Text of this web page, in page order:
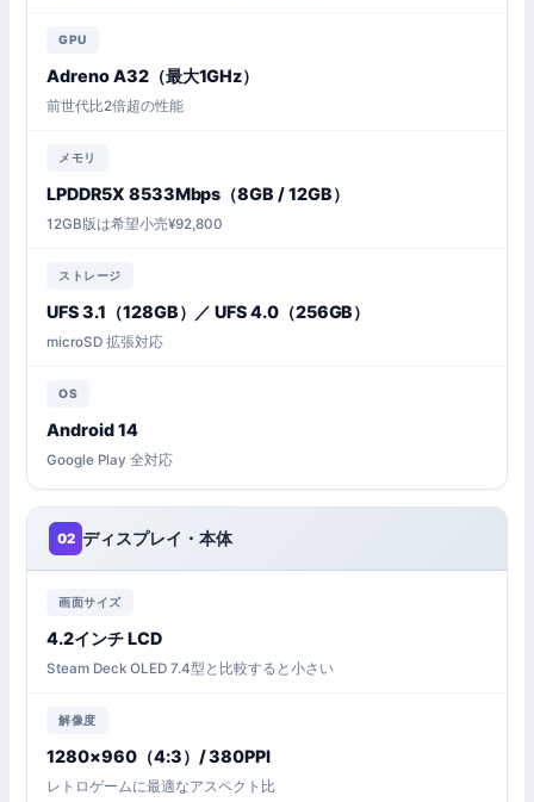
GPU
Adreno A32（最大1GHz）
前世代比2倍超の性能
メモリ
LPDDR5X 8533Mbps（8GB / 12GB）
12GB版は希望小売¥92,800
ストレージ
UFS 3.1（128GB）／ UFS 4.0（256GB）
microSD 拡張対応
OS
Android 14
Google Play 全対応
02 ディスプレイ・本体
画面サイズ
4.2インチ LCD
Steam Deck OLED 7.4型と比較すると小さい
解像度
1280×960（4:3）/ 380PPI
レトロゲームに最適なアスペクト比